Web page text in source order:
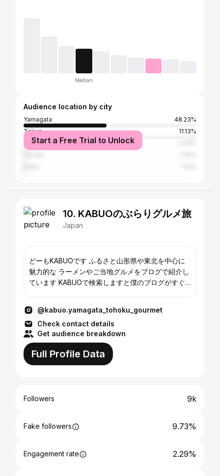
Median
Audience location by city
Yamagata
48.23%
Tokyo
11.13%
Ōsaka
Start a Free Trial to Unlock
10. KABUOのぶらりグルメ旅
Japan
どーもKABUOです ふるさと山形県や東北を中心に
魅力的な ラーメンやご当地グルメをブログで紹介し
ています KABUOで検索しますと僕のブログがすぐ
@kabuo.yamagata_tohoku_gourmet
Check contact details
Get audience breakdown
Full Profile Data
Followers 9k
Fake followers 9.73%
Engagement rate 2.29%